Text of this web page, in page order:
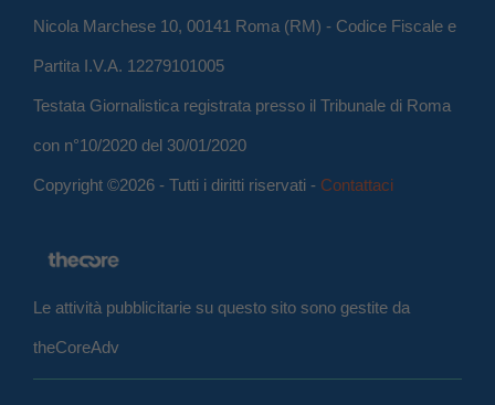
Nicola Marchese 10, 00141 Roma (RM) - Codice Fiscale e
Partita I.V.A. 12279101005
Testata Giornalistica registrata presso il Tribunale di Roma
con n°10/2020 del 30/01/2020
Copyright ©2026 - Tutti i diritti riservati - Contattaci
Le attività pubblicitarie su questo sito sono gestite da
theCoreAdv